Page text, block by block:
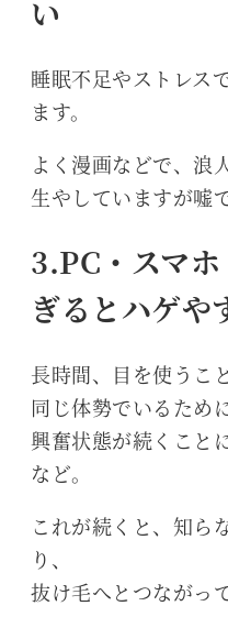
い
睡眠不足やストレス
ます。
よく漫画などで、浪
生やしていますが嘘
3.PC・スマ
ぎるとハゲや
長時間、目を使うこ
同じ体勢でいるため
興奮状態が続くこと
など。
これが続くと、知ら
り、
抜け毛へとつながっ